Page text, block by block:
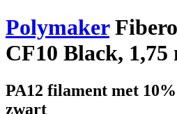
Polymaker
CF10 Black, 1,75
PA12 filament met
zwart